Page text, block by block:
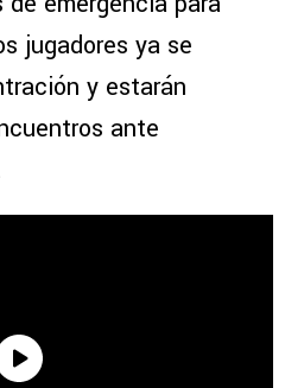
jugadores ya se
y estarán
ante